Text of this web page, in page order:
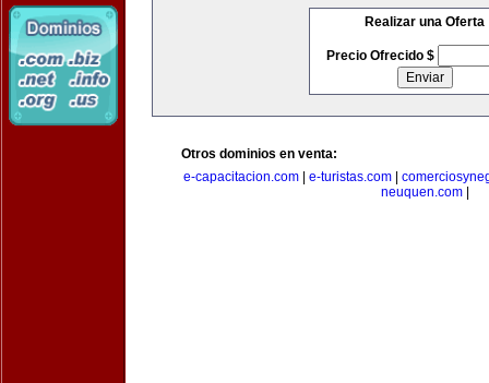
Realizar una Oferta
Precio Ofrecido $
Otros dominios en venta:
e-capacitacion.com
e-turistas.com
neuquen.com|